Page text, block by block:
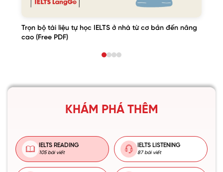
Trọn bộ tài liệu tự học IELTS ở nhà từ cơ bản đến nâng
cao (Free PDF)
KHÁM PHÁ THÊM
IELTS READING
105 bài viết
IELTS LISTENING
87 bài viết